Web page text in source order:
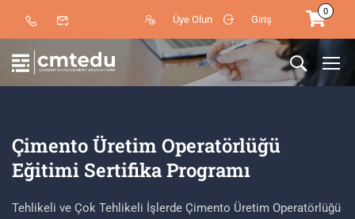
Üye Olun Giriş
0
Çimento Üretim Operatörlüğü
Eğitimi Sertifika Programı
Tehlikeli ve Çok Tehlikeli İşlerde Çimento Üretim Operatörlüğü